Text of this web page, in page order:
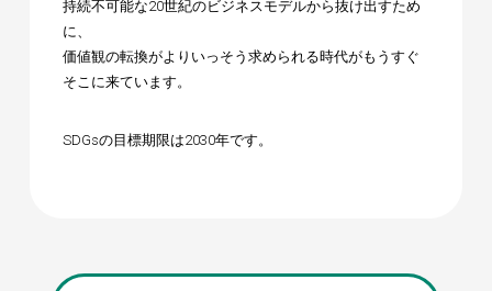
持続不可能な20世紀のビジネスモデルから抜け出すため
に、
価値観の転換がよりいっそう求められる時代がもうすぐ
そこに来ています。
SDGsの目標期限は2030年です。